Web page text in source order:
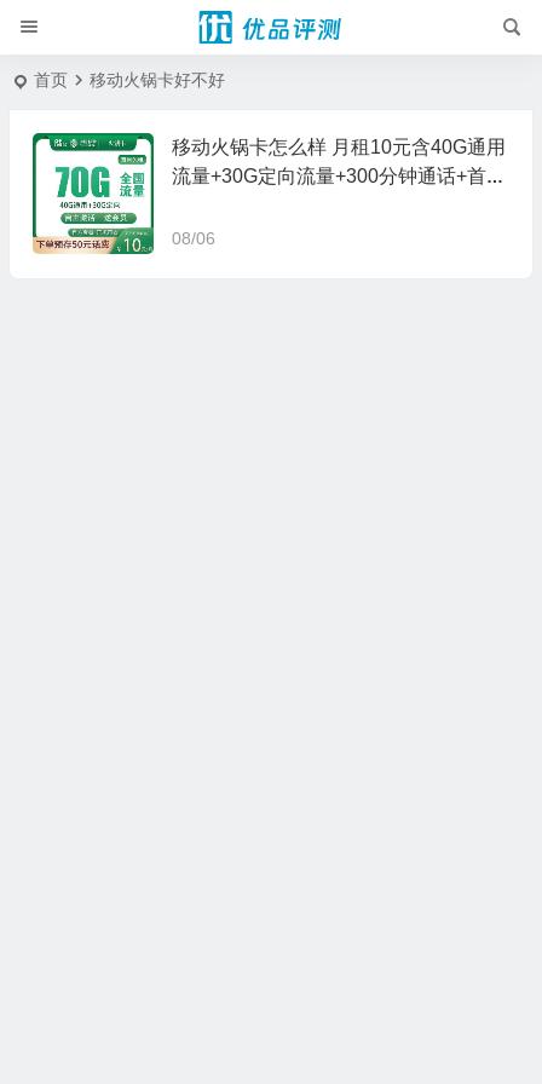
首页 移动火锅卡好不好
移动火锅卡怎么样 月租10元含40G通用
流量+30G定向流量+300分钟通话+首月
08/06